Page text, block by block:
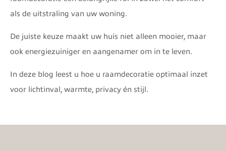
als de uitstraling van uw woning.
De juiste keuze maakt uw huis niet alleen mooier, maar
ook energiezuiniger en aangenamer om in te leven.
In deze blog leest u hoe u raamdecoratie optimaal inzet
voor lichtinval, warmte, privacy én stijl.